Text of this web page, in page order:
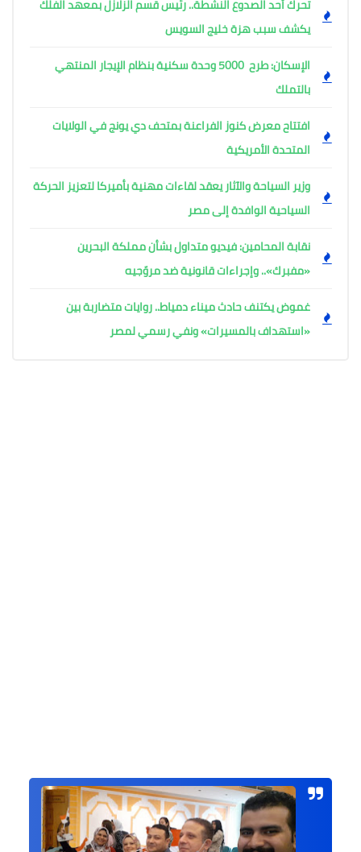
تحرك أحد الصدوع النشطة.. رئيس قسم الزلازل بمعهد الفلك
يكشف سبب هزة خليج السويس
الإسكان: طرح 5000 وحدة سكنية بنظام الإيجار المنتهي
بالتملك
افتتاح معرض كنوز الفراعنة بمتحف دي يونج في الولايات
المتحدة الأمريكية
وزير السياحة والآثار يعقد لقاءات مهنية بأميركا لتعزيز الحركة
السياحية الوافدة إلى مصر
نقابة المحامين: فيديو متداول بشأن مملكة البحرين
«مفبرك».. وإجراءات قانونية ضد مروّجيه
غموض يكتنف حادث ميناء دمياط.. روايات متضاربة بين
«استهداف بالمسيرات» ونفي رسمي لمصر